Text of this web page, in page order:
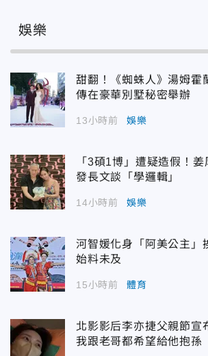
娛樂
甜翻！《蜘蛛人》湯姆
傳在豪華別墅秘密舉辦
13小時前 娛樂
「3碩1博」遭疑造假！
發長文談「學邏輯」
14小時前 娛樂
河智媛化身「阿美公主
始料未及
15小時前 體育
北影影后李亦捷父親節宣
我跟老哥都希望給他抱孫